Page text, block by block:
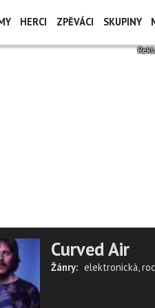
HERCI ZPĚVÁCI SKUPINY
Curved Air
Žánry: elektronická,